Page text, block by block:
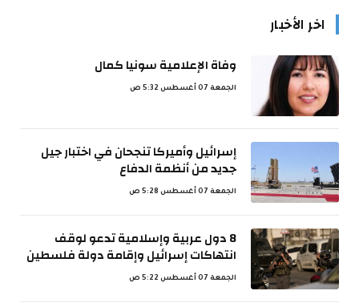
اخر الأخبار
وفاة الإعلامية سونيا كمال
الجمعة 07 أغسطس 5:32 ص
إسرائيل وأميركا تنجحان في اختبار جيل
جديد من أنظمة الدفاع
الجمعة 07 أغسطس 5:28 ص
8 دول عربية وإسلامية تدعو لوقف
انتهاكات إسرائيل وإقامة دولة فلسطين
الجمعة 07 أغسطس 5:22 ص